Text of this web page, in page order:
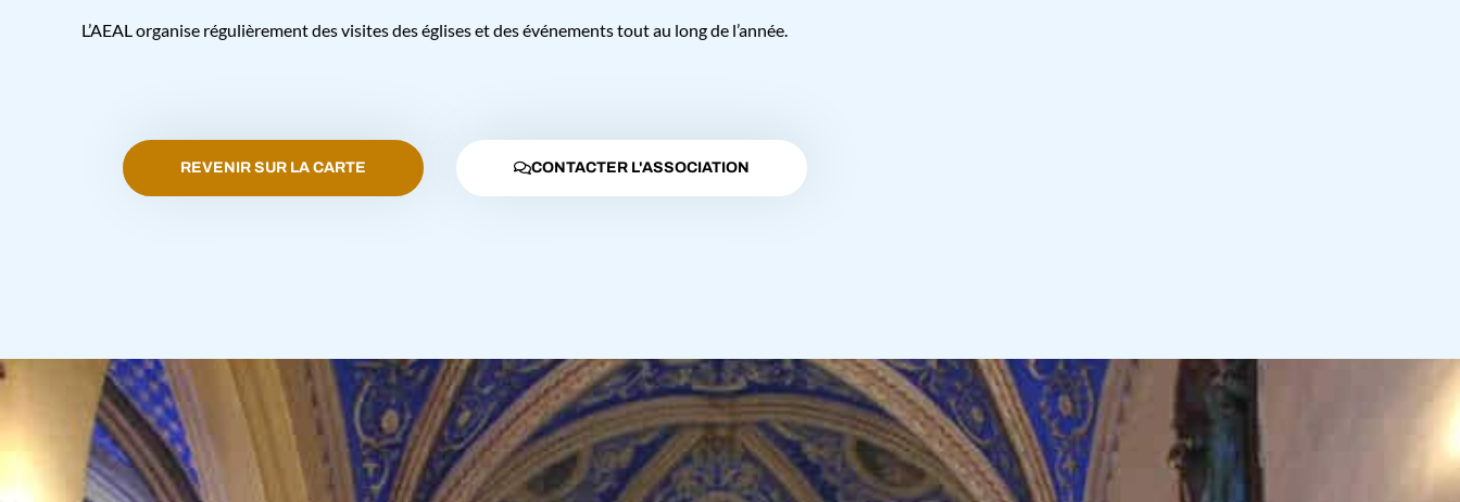
L’AEAL organise régulièrement des visites des églises et des événements tout au long de l’année.
REVENIR SUR LA CARTE CONTACTER L'ASSOCIATION